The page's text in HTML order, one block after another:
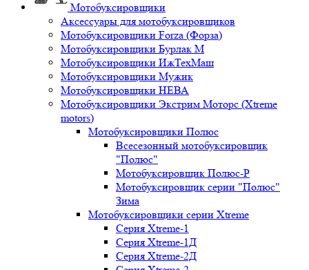
Мотобуксировщики
Аксессуары для мотобуксировщиков
Мотобуксировщики Forza (Форза)
Мотобуксировщики Бурлак М
Мотобуксировщики ИжТехМаш
Мотобуксировщики Мужик
Мотобуксировщики НЕВА
Мотобуксировщики Экстрим Моторс (Xtreme
motors)
Мотобуксировщики Полюс
Всесезонный мотобуксировщик
"Полюс"
Мотобуксировщик Полюс-Р
Мотобуксировщик серии "Полюс"
Зима
Мотобуксировщики серии Xtreme
Серия Xtreme-1
Серия Xtreme-1Д
Серия Xtreme-2Д